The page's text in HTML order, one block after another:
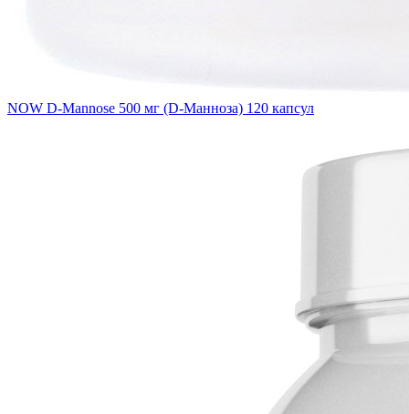
NOW D-Mannose 500 мг (D-Манноза) 120 капсул